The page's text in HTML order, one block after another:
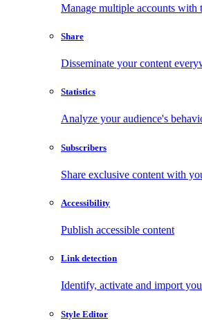
Manage multiple accounts
Share
Disseminate your content
Statistics
Analyze your audience's
Subscribers
Share exclusive content with
Accessibility
Publish accessible content
Link detection
Identify, activate and import
Style Editor